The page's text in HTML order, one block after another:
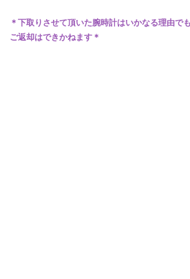
＊下取りさせて頂いた腕時計はいかなる理由でも
ご返却はできかねます＊